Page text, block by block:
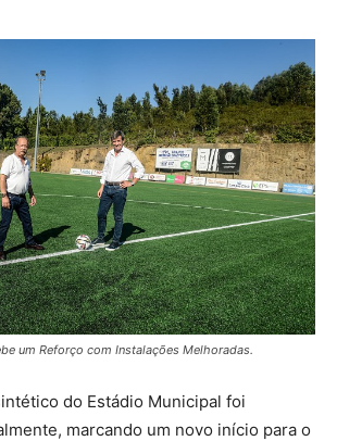
um Reforço com Instalações Melhoradas.
do Estádio Municipal foi
marcando um novo início para o